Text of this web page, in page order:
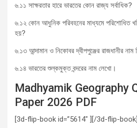
৬.১১ সাক্ষরতার হারে ভারতের কোন রাজ্য সর্বাধিক?
৬.১২ কোন আধুনিক পরিবহনের মাধ্যমে পরিশোধিত
হয়?
৬.১৩ আন্দামান ও নিকোবর দ্বীপপুঞ্জের রাজধানীর নাম
৬.১৪ ভারতের শুল্কমুক্ত বন্দরের নাম লেখো।
Madhyamik Geography
Paper 2026 PDF
[3d-flip-book id=”5614″ ][/3d-flip-book]